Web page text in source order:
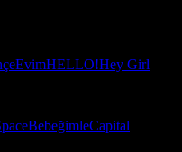
EvimHELLO!Hey Girl
BebeğimleCapital